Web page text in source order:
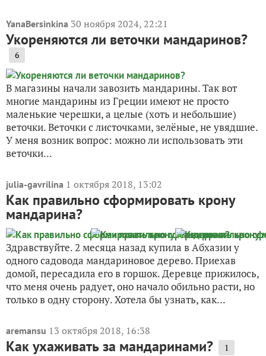
YanaBersinkina 30 ноября 2024, 22:21
Укореняются ли веточки мандаринов?
6
В магазины начали завозить мандарины. Так вот
многие мандарины из Греции имеют не просто
маленькие черешки, а целые (хоть и небольшие)
веточки. Веточки с листочками, зелёные, не увядшие.
У меня возник вопрос: можно ли использовать эти
веточки...
julia-gavrilina 1 октября 2018, 13:02
Как правильно сформировать крону
мандарина?
Здравствуйте. 2 месяца назад купила в Абхазии у
одного садовода мандариновое дерево. Приехав
домой, пересадила его в горшок. Деревце прижилось,
что меня очень радует, оно начало обильно расти, но
только в одну сторону. Хотела бы узнать, как...
aremansu 13 октября 2018, 16:38
Как ухаживать за мандаринами? 1